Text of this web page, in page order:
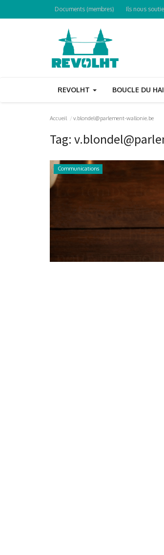
Documents (membres) Ils nous
REVOLHT BOUCLE DU
Accueil v.blondel@parlement-wallonie.be
Tag:
Communications